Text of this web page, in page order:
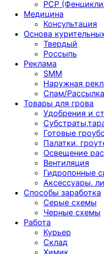
PCP
Медицина
Консультация
Основа
Твердый
Россыпь
Реклама
SMM
Наружная
Спам/Рассылка
Товары для грова
Удобрения и
Готовые
Палатки,
Освещение
Вентиляция
Гидропонные
Аксессуары,
Способы заработка
Серые схемы
Черные схемы
Работа
Курьер
Склад
Химик